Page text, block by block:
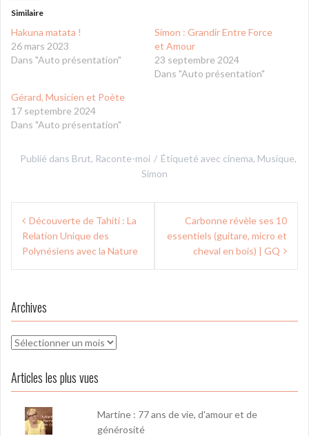
Similaire
Hakuna matata !
26 mars 2023
Dans "Auto présentation"
Simon : Grandir Entre Force
et Amour
23 septembre 2024
Dans "Auto présentation"
Gérard, Musicien et Poète
17 septembre 2024
Dans "Auto présentation"
Publié dans Brut, Raconte-moi Étiqueté avec cinema, Musique,
Simon
Navigation
de
l’article
Découverte de Tahiti : La
Relation Unique des
Polynésiens avec la Nature
Carbonne révèle ses 10
essentiels (guitare, micro et
cheval en bois) | GQ
Archives
Archives
Articles les plus vues
Martine : 77 ans de vie, d'amour et de
générosité